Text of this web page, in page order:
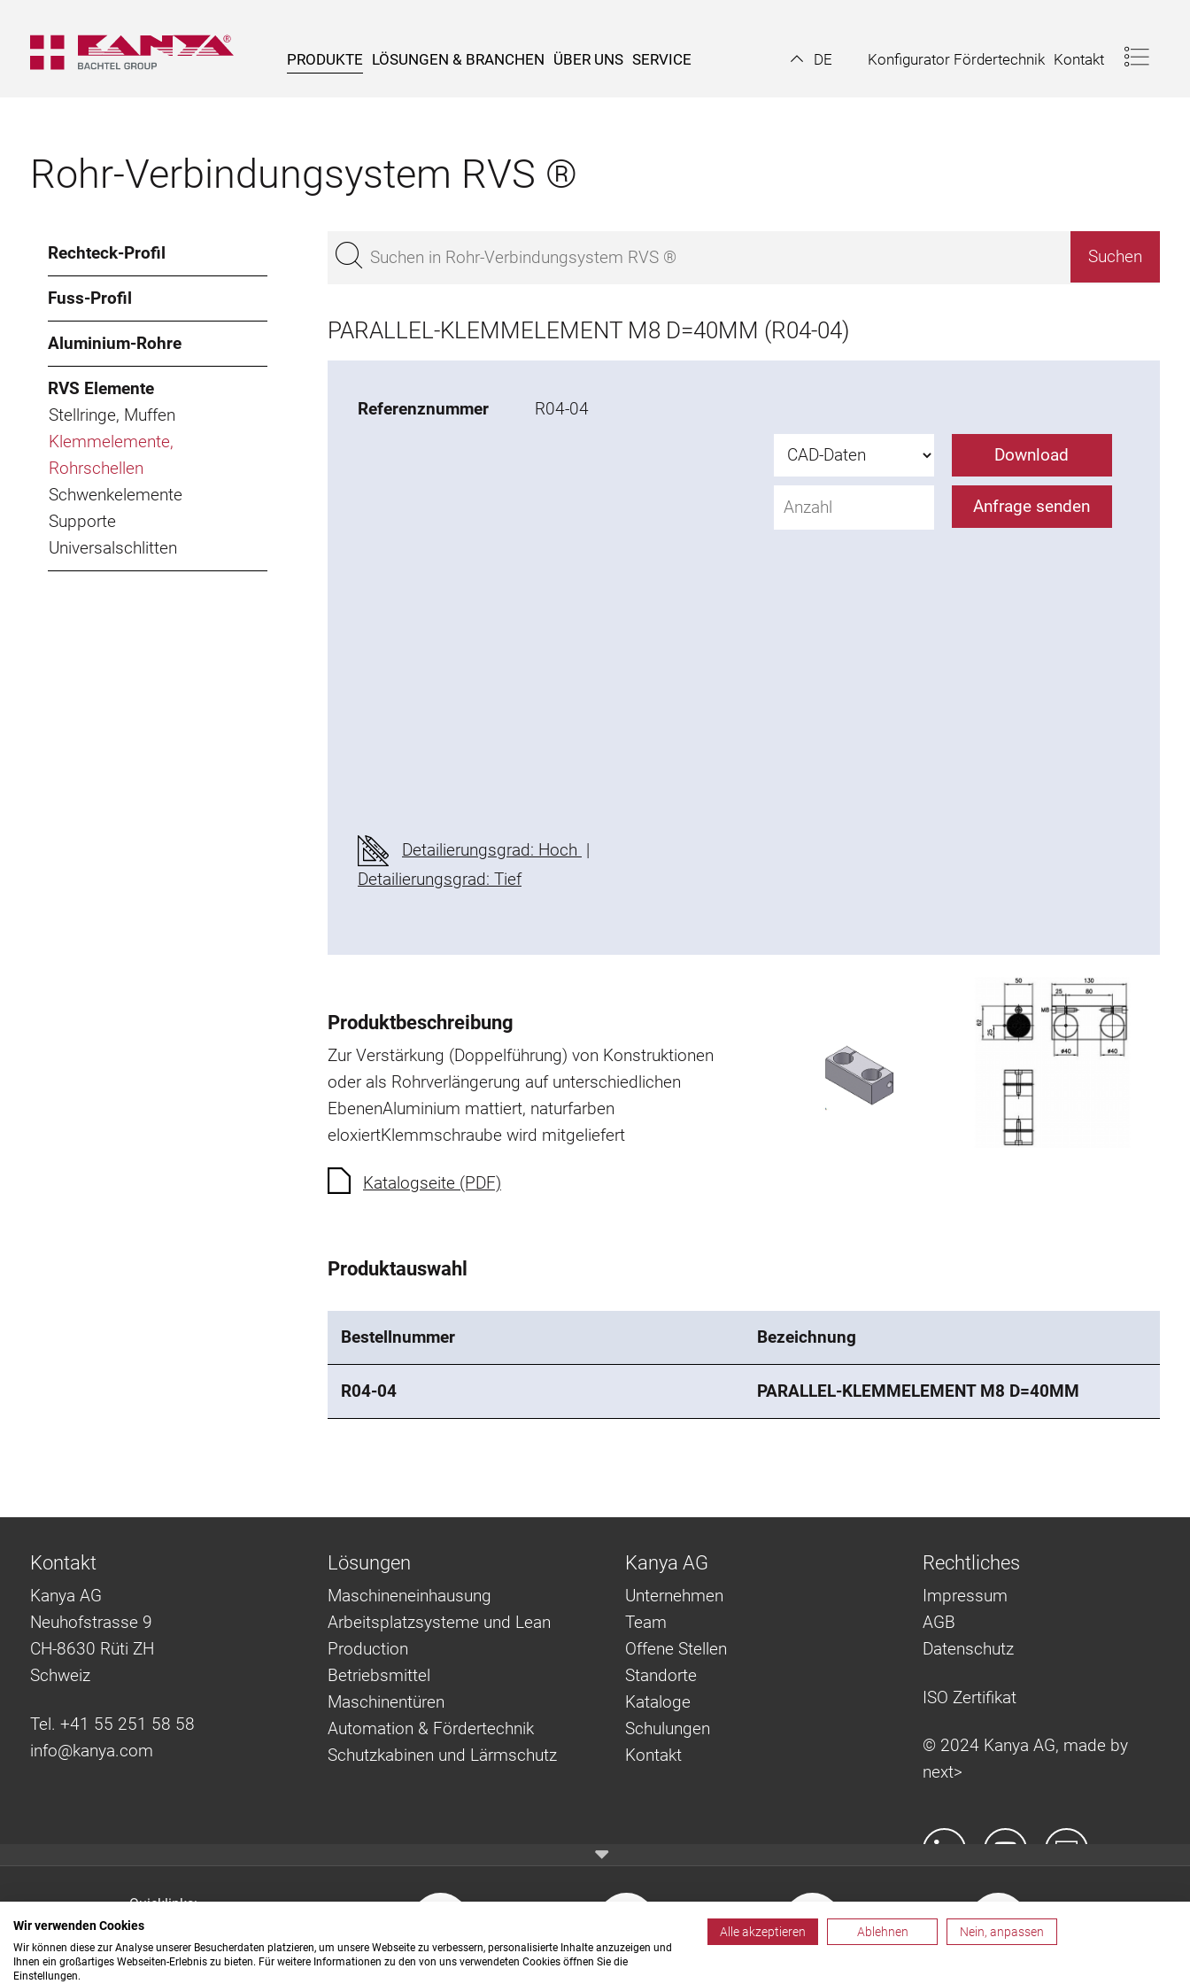
PRODUKTE LÖSUNGEN & BRANCHEN ÜBER UNS SERVICE DE Konfigurator Fördertechnik Kontakt
Rohr-Verbindungsystem RVS ®
Rechteck-Profil
Fuss-Profil
Aluminium-Rohre
RVS Elemente
Stellringe, Muffen
Klemmelemente,
Rohrschellen
Schwenkelemente
Supporte
Universalschlitten
PARALLEL-KLEMMELEMENT M8 D=40MM (R04-04)
Referenznummer R04-04
Detailierungsgrad: Hoch |
Detailierungsgrad: Tief
Download
Anfrage senden
Produktbeschreibung
Zur Verstärkung (Doppelführung) von Konstruktionen
oder als Rohrverlängerung auf unterschiedlichen
EbenenAluminium mattiert, naturfarben
eloxiertKlemmschraube wird mitgeliefert
Katalogseite (PDF)
Produktauswahl
Bestellnummer Bezeichnung
R04-04 PARALLEL-KLEMMELEMENT M8 D=40MM
Quicklinks:
Noch schneller zu Ihren
Informationen
CAD-Download Aluprofile
Kontakt
Kanya AG
Neuhofstrasse 9
CH-8630 Rüti ZH
Schweiz
Tel. +41 55 251 58 58
info@kanya.com
Lösungen
Maschineneinhausung
Arbeitsplatzsysteme und Lean
Production
Betriebsmittel
Maschinentüren
Automation & Fördertechnik
Schutzkabinen und Lärmschutz
Kanya AG
Unternehmen
Team
Offene Stellen
Standorte
Kataloge
Schulungen
Kontakt
Rechtliches
Impressum
AGB
Datenschutz
ISO Zertifikat
© 2024 Kanya AG, made by
next>
Wir verwenden Cookies
Wir können diese zur Analyse unserer Besucherdaten platzieren, um unsere Webseite zu verbessern, personalisierte Inhalte anzuzeigen und
Ihnen ein großartiges Webseiten-Erlebnis zu bieten. Für weitere Informationen zu den von uns verwendeten Cookies öffnen Sie die
Einstellungen.
Alle akzeptieren Ablehnen Nein, anpassen